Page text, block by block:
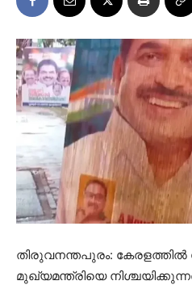
തിരുവനന്തപുരം:
മുഖ്യമന്ത്രിയെ